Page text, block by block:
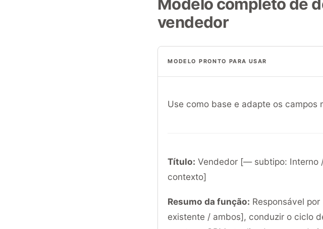
Modelo completo de
vendedor
MODELO PRONTO PARA USAR
Use como base e adapte os campos
Título: Vendedor [— subtipo: Interno
contexto]
Resumo da função: Responsável
existente / ambos], conduzir o ciclo